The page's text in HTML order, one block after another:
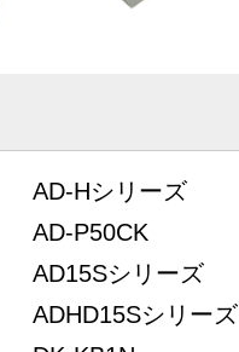
AD-Hシリーズ
AD-P50CK
AD15Sシリーズ
ADHD15Sシリーズ